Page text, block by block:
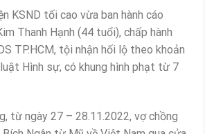
KSND tối cao vừa ban hành cáo
Thanh Hạnh (44 tuổi), chấp hành
TP.HCM, tội nhận hối lộ theo khoản
Hình sự, có khung hình phạt từ 7
từ ngày 27 – 28.11.2022, vợ chồng